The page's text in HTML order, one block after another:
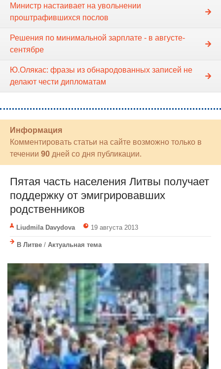
Министр настаивает на увольнении
проштрафившихся послов
Решения по минимальной зарплате - в августе-
сентябре
Ю.Олякас: фразы из обнародованных записей не
делают чести дипломатам
Информация
Комментировать статьи на сайте возможно только в
течении 90 дней со дня публикации.
Пятая часть населения Литвы получает
поддержку от эмигрировавших
родственников
Liudmila Davydova 19 августа 2013
В Литве / Актуальная тема